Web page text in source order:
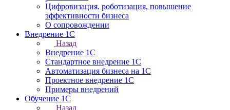
Цифровизация, роботизация, повышение
эффективности бизнеса
О сопровождении
Внедрение 1С
Назад
Внедрение 1С
Стандартное внедрение 1С
Автоматизация бизнеса на 1С
Проектное внедрение 1С
Примеры внедрений
Обучение 1С
Назад